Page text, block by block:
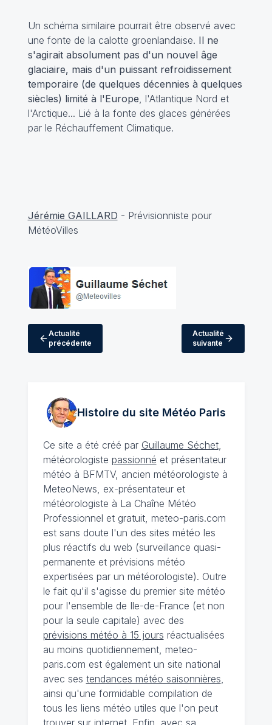
Un schéma similaire pourrait être observé avec
une fonte de la calotte groenlandaise. Il ne
s'agirait absolument pas d'un nouvel âge
glaciaire, mais d'un puissant refroidissement
temporaire (de quelques décennies à quelques
siècles) limité à l'Europe, l'Atlantique Nord et
l'Arctique... Lié à la fonte des glaces générées
par le Réchauffement Climatique.
Jérémie GAILLARD - Prévisionniste pour
MétéoVilles
Actualité
précédente
Actualité
suivante
Histoire du site MétéoParis
Ce site a été créé par Guillaume Séchet,
météorologiste passionné et présentateur
météo à BFMTV, ancien météorologiste à
MeteoNews, ex-présentateur et
météorologiste à La Chaîne Météo
Professionnel et gratuit, meteo-paris.com
est sans doute l'un des sites météo les
plus réactifs du web (surveillance quasi-
permanente et prévisions météo
expertisées par un météorologiste). Outre
le fait qu'il s'agisse du premier site météo
pour l'ensemble de Ile-de-France (et non
pour la seule capitale) avec des
prévisions météo à 15 jours réactualisées
au moins quotidiennement, meteo-
paris.com est également un site national
avec ses tendances météo saisonnières,
ainsi qu'une formidable compilation de
tous les liens météo utiles que l'on peut